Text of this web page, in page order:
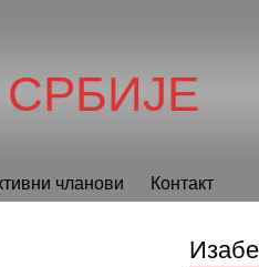
чланови Контакт